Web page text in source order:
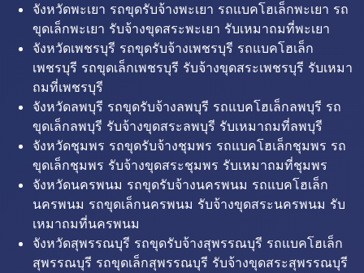
จังหวัดพะเยา รถขุดรับจ้างพะเยา รถแบคโฮเล็กพะเยา รถ
ขุดเล็กพะเยา รับจ้างขุดสระพะเยา รับเหมาถมที่พะเยา
จังหวัดเพชรบุรี รถขุดรับจ้างเพชรบุรี รถแบคโฮเล็ก
เพชรบุรี รถขุดเล็กเพชรบุรี รับจ้างขุดสระเพชรบุรี รับเหมา
ถมที่เพชรบุรี
จังหวัดลพบุรี รถขุดรับจ้างลพบุรี รถแบคโฮเล็กลพบุรี รถ
ขุดเล็กลพบุรี รับจ้างขุดสระลพบุรี รับเหมาถมที่ลพบุรี
จังหวัดชุมพร รถขุดรับจ้างชุมพร รถแบคโฮเล็กชุมพร รถ
ขุดเล็กชุมพร รับจ้างขุดสระชุมพร รับเหมาถมที่ชุมพร
จังหวัดนครพนม รถขุดรับจ้างนครพนม รถแบคโฮเล็ก
นครพนม รถขุดเล็กนครพนม รับจ้างขุดสระนครพนม รับ
เหมาถมที่นครพนม
จังหวัดสุพรรณบุรี รถขุดรับจ้างสุพรรณบุรี รถแบคโฮเล็ก
สุพรรณบุรี รถขุดเล็กสุพรรณบุรี รับจ้างขุดสระสุพรรณบุรี